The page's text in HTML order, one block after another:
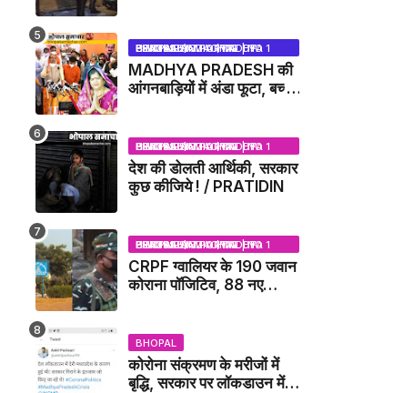
BHOPAL SAMACHAR | NO 1 HINDI NEWS PORTAL OF CENTRAL INDIA (MADHYA PRADESH)
MADHYA PRADESH की
आंगनबाड़ियों में अंडा फूटा, बच्चों
BHOPAL SAMACHAR | NO 1 HINDI NEWS PORTAL OF CENTRAL INDIA (MADHYA PRADESH)
देश की डोलती आर्थिकी, सरकार
कुछ कीजिये ! / PRATIDIN
BHOPAL SAMACHAR | NO 1 HINDI NEWS PORTAL OF CENTRAL INDIA (MADHYA PRADESH)
CRPF ग्वालियर के 190 जवान
कोराना पॉजिटिव, 88 नए
BHOPAL
कोरोना संक्रमण के मरीजों में
बृद्धि, सरकार पर लॉकडाउन में